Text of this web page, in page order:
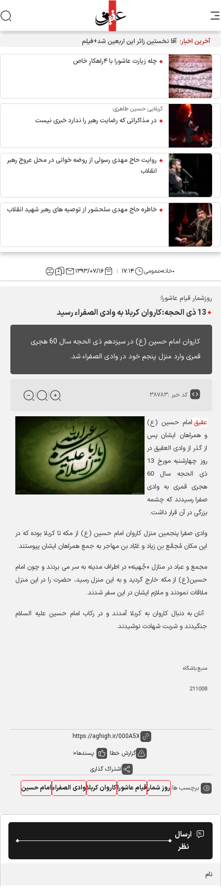
آخرین اخبار: آقا نخستین زائر این اربعین شد+فیلم
چله زیارت عاشورا با ۴راهکارِ خاص
کربلایی حسین طاهری:
در مذاکراتی که رضایت رهبر را ندارد خبری نیست
روایت حاج مهدی رسولی از روضه خوانی در محل عروج رهبر
انقلاب
خاطره حاج مهدی سلحشور از توصیه های رهبر شهید انقلاب
خانهعمومی ۱۷:۱۴ ۱۳۹۳/۰۷/۱۶
روزشمار قیام عاشورا؛
13 ذی الحجه:کاروان کربلا به وادی الصفراء رسید
کاروان امام حسین (ع) در سیزدهم ذی الحجه سال 60 هجری
قمری وارد منزل پنجم خود در وادی الصفراء شد.
کد خبر :۳۸۷۸۳
عقیق:امام حسین (ع)
و همراهان ایشان پس
از گذر از وادی العقیق در
روز چهارشنبه مورخ 13
ذی الحجه سال 60
هجری قمری به وادی
صفرا رسیدند که چشمه
بزرگی در آن قرار داشت.
وادی صفرا پنجمین منزل کاروان امام حسین( ع) از مکه تا کربلا بوده که در
این مکان مُجمَّع بن زیاد و عَبّاد بن مهاجر به جمع همراهان ایشان پیوستند.
مجمع و عباد در منازل«جُهینه» در اطراف مدینه به سر می بردند و چون امام
حسین(ع) از مکه خارج گردید و به این منزل رسید، حضرت را در این منزل
ملاقات نمودند و ملازم ایشان در این سفر شدند.
آنان به دنبال کاروان به کربلا آمدند و در رکاب امام حسین علیه السلام
جنگیدند و شربت شهادت نوشیدند.
منبع:باشگاه
211008
گزارش خطا پسندها0
اشتراک گذاری
برچسب ها:روز شمارقیام عاشوراکاروان کربلاوادی الصفراءامام حسین
ارسال
نظر